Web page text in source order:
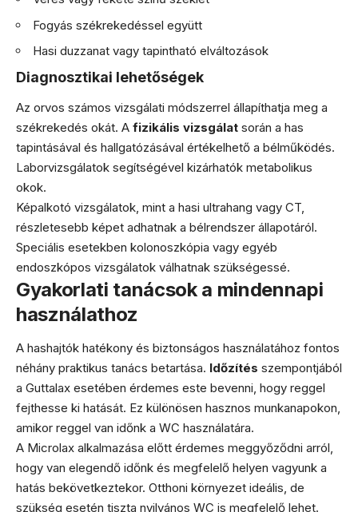
Fogyás székrekedéssel együtt
Hasi duzzanat vagy tapintható elváltozások
Diagnosztikai lehetőségek
Az orvos számos vizsgálati módszerrel állapíthatja meg a
székrekedés okát. A fizikális vizsgálat során a has
tapintásával és hallgatózásával értékelhető a bélműködés.
Laborvizsgálatok segítségével kizárhatók metabolikus
okok.
Képalkotó vizsgálatok, mint a hasi ultrahang vagy CT,
részletesebb képet adhatnak a bélrendszer állapotáról.
Speciális esetekben kolonoszkópia vagy egyéb
endoszkópos vizsgálatok válhatnak szükségessé.
Gyakorlati tanácsok a mindennapi
használathoz
A hashajtók hatékony és biztonságos használatához fontos
néhány praktikus tanács betartása. Időzítés szempontjából
a Guttalax esetében érdemes este bevenni, hogy reggel
fejthesse ki hatását. Ez különösen hasznos munkanapokon,
amikor reggel van időnk a WC használatára.
A Microlax alkalmazása előtt érdemes meggyőződni arról,
hogy van elegendő időnk és megfelelő helyen vagyunk a
hatás bekövetkeztekor. Otthoni környezet ideális, de
szükség esetén tiszta nyilvános WC is megfelelő lehet.